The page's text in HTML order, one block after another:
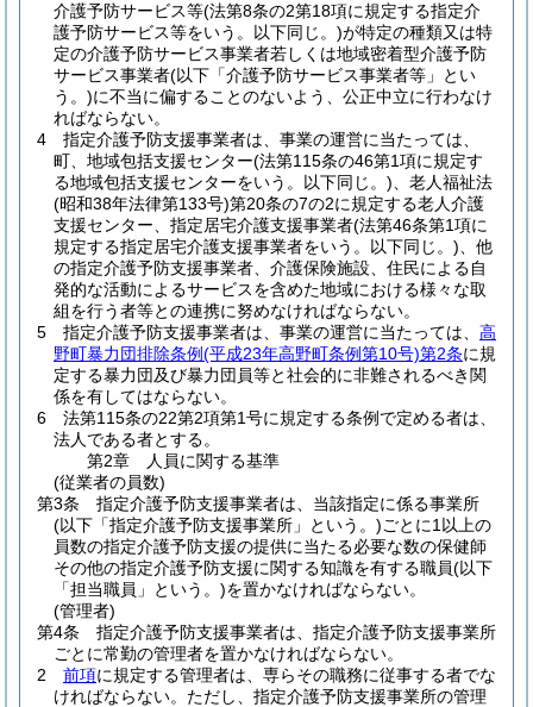
介護予防サービス等(法第8条の2第18項に規定する指定介
護予防サービス等をいう。以下同じ。)が特定の種類又は特
定の介護予防サービス事業者若しくは地域密着型介護予防
サービス事業者(以下「介護予防サービス事業者等」とい
う。)に不当に偏することのないよう、公正中立に行わなけ
ればならない。
4
指定介護予防支援事業者は、事業の運営に当たっては、
町、地域包括支援センター(法第115条の46第1項に規定す
る地域包括支援センターをいう。以下同じ。) 、老人福祉法
(昭和38年法律第133号)第20条の7の2に規定する老人介護
支援センター、指定居宅介護支援事業者(法第46条第1項に
規定する指定居宅介護支援事業者をいう。以下同じ。) 、他
の指定介護予防支援事業者、介護保険施設、住民による自
発的な活動によるサービスを含めた地域における様々な取
組を行う者等との連携に努めなければならない。
5
指定介護予防支援事業者は、事業の運営に当たっては、 高
野町暴力団排除条例(平成23年高野町条例第10号)第2条に規
定する暴力団及び暴力団員等と社会的に非難されるべき関
係を有してはならない。
6
法第115条の22第2項第1号に規定する条例で定める者は、
法人である者とする。
第2章
人員に関する基準
(従業者の員数)
第3条
指定介護予防支援事業者は、当該指定に係る事業所
(以下「指定介護予防支援事業所」という。)ごとに1以上の
員数の指定介護予防支援の提供に当たる必要な数の保健師
その他の指定介護予防支援に関する知識を有する職員(以下
「担当職員」という。)を置かなければならない。
(管理者)
第4条
指定介護予防支援事業者は、指定介護予防支援事業所
ごとに常勤の管理者を置かなければならない。
2
前項に規定する管理者は、専らその職務に従事する者でな
ければならない。 ただし、指定介護予防支援事業所の管理